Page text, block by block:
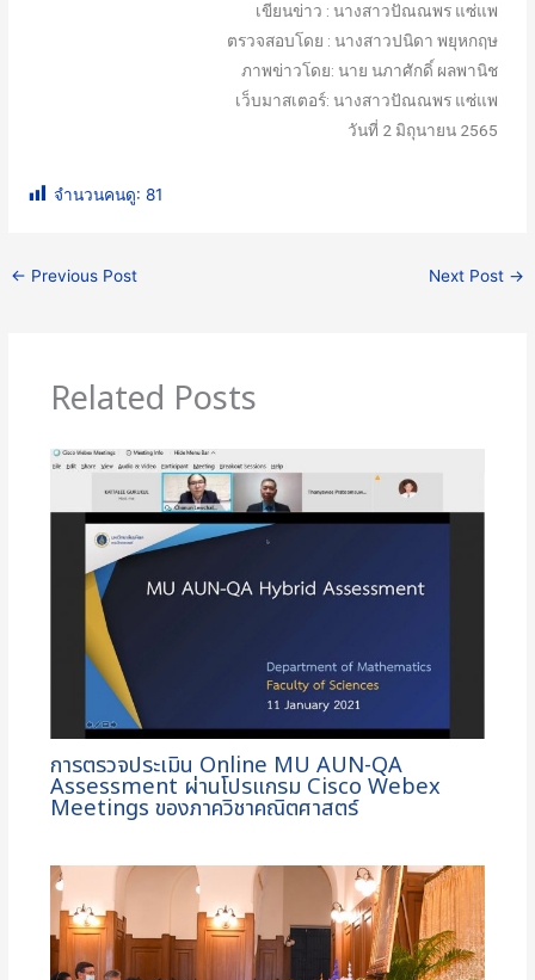
เขียนข่าว : นางสาวปัณณพร แซ่แพ
ตรวจสอบโดย : นางสาวปนิดา พยุหกฤษ
ภาพข่าวโดย: นาย นภาศักดิ์ ผลพานิช
เว็บมาสเตอร์: นางสาวปัณณพร แซ่แพ
วันที่ 2 มิถุนายน 2565
จำนวนคนดู: 81
← Previous Post Next Post →
Related Posts
การตรวจประเมิน Online MU AUN-QA
Assessment ผ่านโปรแกรม Cisco Webex
Meetings ของภาควิชาคณิตศาสตร์